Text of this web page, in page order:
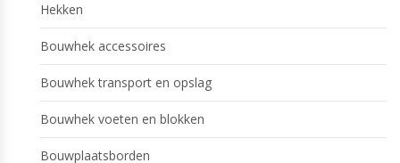
Hekken
Bouwhek accessoires
Bouwhek transport en opslag
Bouwhek voeten en blokken
Bouwplaatsborden